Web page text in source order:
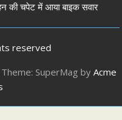
की चपेट में आया बाइक सवार
reserved
Theme: SuperMag by Acme